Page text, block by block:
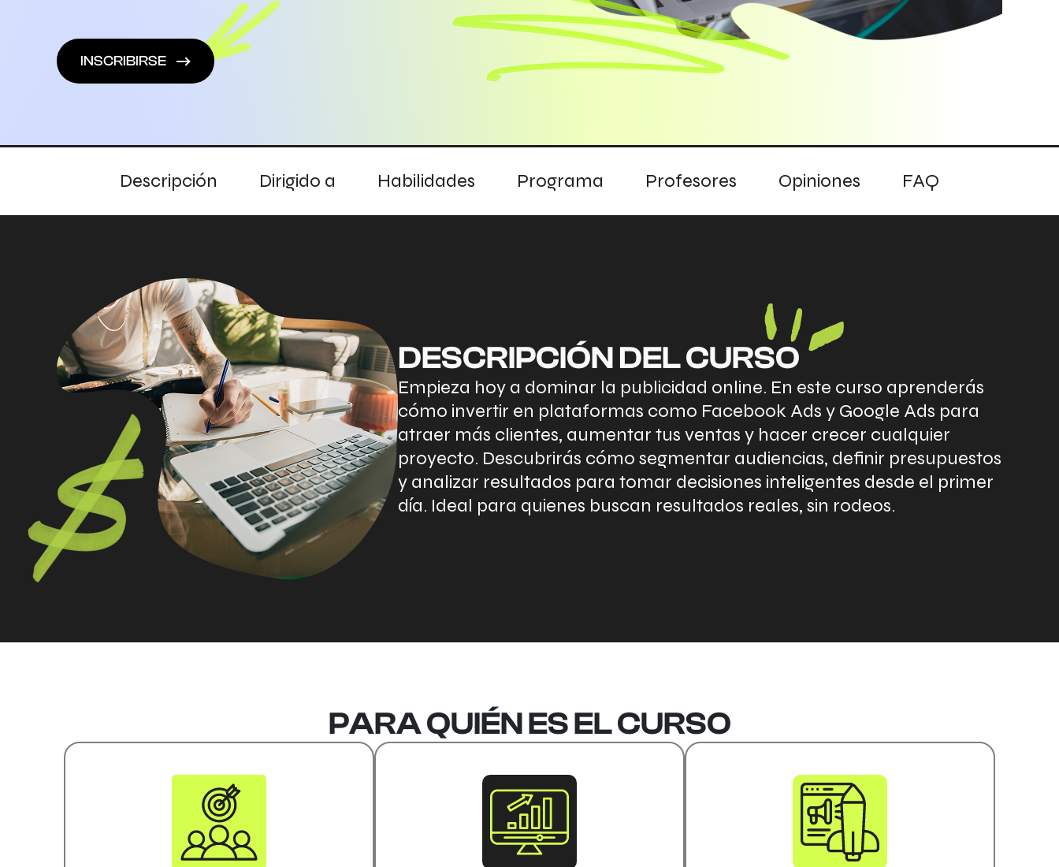
INSCRIBIRSE
Descripción Dirigido a Habilidades Programa Profesores Opiniones FAQ
DESCRIPCIÓN DEL CURSO
Empieza hoy a dominar la publicidad online. En este curso aprenderás
cómo invertir en plataformas como Facebook Ads y Google Ads para
atraer más clientes, aumentar tus ventas y hacer crecer cualquier
proyecto. Descubrirás cómo segmentar audiencias, definir presupuestos
y analizar resultados para tomar decisiones inteligentes desde el primer
día. Ideal para quienes buscan resultados reales, sin rodeos.
PARA QUIÉN ES EL CURSO